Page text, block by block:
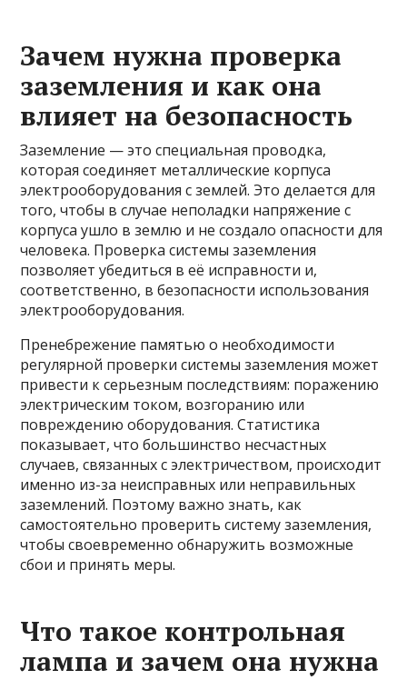
Зачем нужна проверка
заземления и как она
влияет на безопасность
Заземление — это специальная проводка,
которая соединяет металлические корпуса
электрооборудования с землей. Это делается для
того, чтобы в случае неполадки напряжение с
корпуса ушло в землю и не создало опасности для
человека. Проверка системы заземления
позволяет убедиться в её исправности и,
соответственно, в безопасности использования
электрооборудования.
Пренебрежение памятью о необходимости
регулярной проверки системы заземления может
привести к серьезным последствиям: поражению
электрическим током, возгоранию или
повреждению оборудования. Статистика
показывает, что большинство несчастных
случаев, связанных с электричеством, происходит
именно из-за неисправных или неправильных
заземлений. Поэтому важно знать, как
самостоятельно проверить систему заземления,
чтобы своевременно обнаружить возможные
сбои и принять меры.
Что такое контрольная
лампа и зачем она нужна